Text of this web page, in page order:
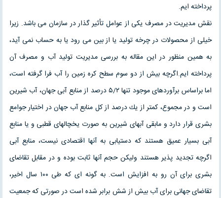
پرداخته ایم.
نقش مدیریت در مصرف یكی از عوامل تأثیر گذار در سازمان می باشد. زیرا
خیلی از محصولات در چرخه تولید یا از بین می رود یا به حساب نمی آید،
به همین منظور در این مقاله به بررسی مدیریت تولید آب و مصرف آن
پرداخته ایم.اگرچه بیش از دو سوم سطح كره زمین را آب فرا گرفته است،
اما براساس برآوردهای موجود تنها ۵/۲ درصد از منابع آبی جهان، آب شیرین
است و در مجموع، كمتر از یك درصد از كل منابع آب جهان در اختیار جوامع
بشری قرار دارد و مابقی آبهای شیرین به صورت یخچالهای قطبی و یا منابع
آبی بسیار عمیق هستند كه دستیابی به آنها اقتصادی نیست، منابع آبی
اگرچه تجدید پذیر هستند ولیكن حجم آنها ثابت بوده و در مقابل تقاضای
بشری برای آن رو به افزایش است. به گونه ای كه طی ۱۰۰ سال اخیر،
تقاضای جهانی برای آب بیش از شش برابر شده است در صورتی كه جمعیت